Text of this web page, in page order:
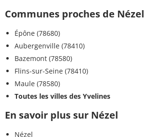
Communes proches de Nézel
Épône (78680)
Aubergenville (78410)
Bazemont (78580)
Flins-sur-Seine (78410)
Maule (78580)
Toutes les villes des Yvelines
En savoir plus sur Nézel
Nézel